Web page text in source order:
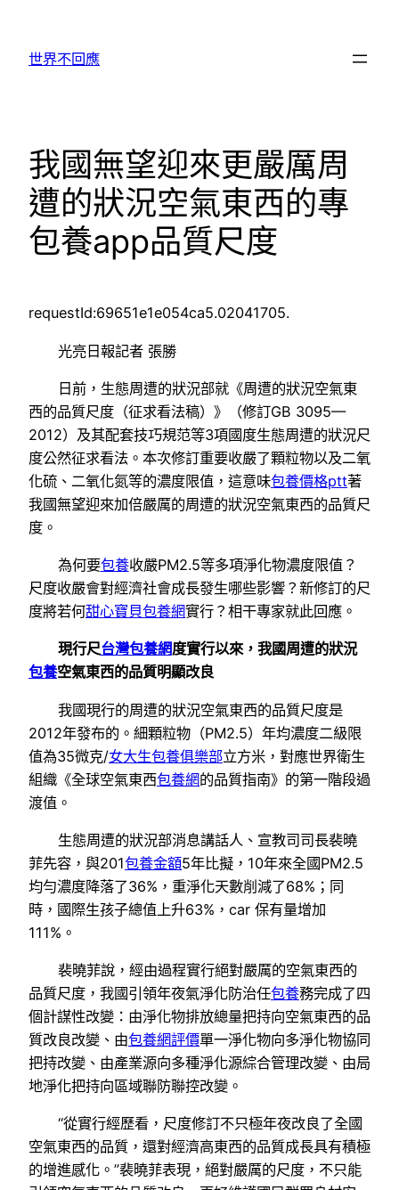
世界不回應
我國無望迎來更嚴厲周
遭的狀況空氣東西的專
包養app品質尺度
requestId:69651e1e054ca5.02041705.
光亮日報記者 張勝
日前，生態周遭的狀況部就《周遭的狀況空氣東
西的品質尺度（征求看法稿）》（修訂GB 3095—
2012）及其配套技巧規范等3項國度生態周遭的狀況尺
度公然征求看法。本次修訂重要收嚴了顆粒物以及二氧
化硫、二氧化氮等的濃度限值，這意味包養價格ptt著
我國無望迎來加倍嚴厲的周遭的狀況空氣東西的品質尺
度。
為何要包養收嚴PM2.5等多項淨化物濃度限值？
尺度收嚴會對經濟社會成長發生哪些影響？新修訂的尺
度將若何甜心寶貝包養網實行？相干專家就此回應。
現行尺台灣包養網度實行以來，我國周遭的狀況
包養空氣東西的品質明顯改良
我國現行的周遭的狀況空氣東西的品質尺度是
2012年發布的。細顆粒物（PM2.5）年均濃度二級限
值為35微克/女大生包養俱樂部立方米，對應世界衛生
組織《全球空氣東西包養網的品質指南》的第一階段過
渡值。
生態周遭的狀況部消息講話人、宣教司司長裴曉
菲先容，與201包養金額5年比擬，10年來全國PM2.5
均勻濃度降落了36%，重淨化天數削減了68%；同
時，國際生孩子總值上升63%，car 保有量增加
111%。
裴曉菲說，經由過程實行絕對嚴厲的空氣東西的
品質尺度，我國引領年夜氣淨化防治任包養務完成了四
個計謀性改變：由淨化物排放總量把持向空氣東西的品
質改良改變、由包養網評價單一淨化物向多淨化物協同
把持改變、由產業源向多種淨化源綜合管理改變、由局
地淨化把持向區域聯防聯控改變。
“從實行經歷看，尺度修訂不只極年夜改良了全國
空氣東西的品質，還對經濟高東西的品質成長具有積極
的增進感化。”裴曉菲表現，絕對嚴厲的尺度，不只能